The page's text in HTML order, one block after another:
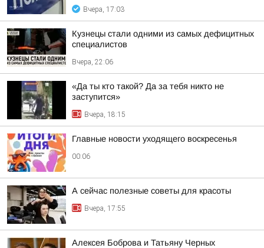
Вчера, 17:03
Кузнецы стали одними из самых дефицитных
специалистов
Вчера, 22:06
«Да ты кто такой? Да за тебя никто не
заступится»
Вчера, 18:15
Главные новости уходящего воскресенья
00:06
А сейчас полезные советы для красоты
Вчера, 17:55
Алексея Боброва и Татьяну Черных